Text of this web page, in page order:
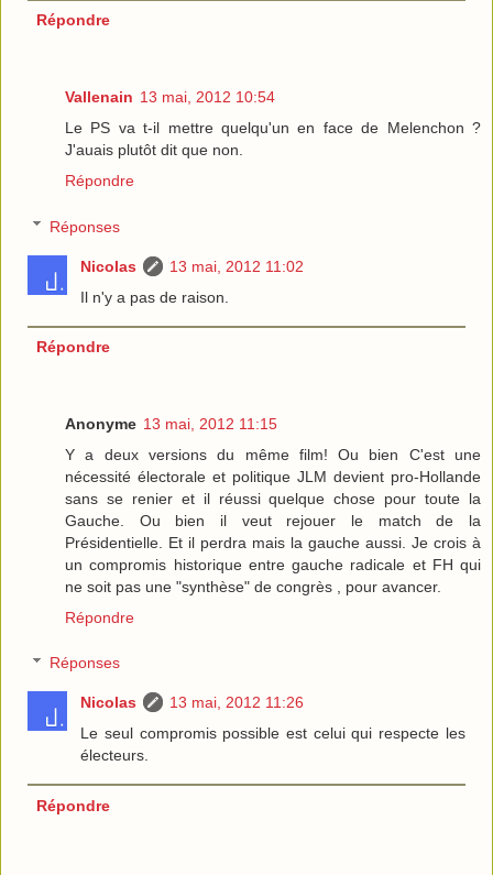
Répondre
Vallenain 13 mai, 2012 10:54
Le PS va t-il mettre quelqu'un en face de Melenchon ?
J'auais plutôt dit que non.
Répondre
Réponses
Nicolas
13 mai, 2012 11:02
Il n'y a pas de raison.
Répondre
Anonyme 13 mai, 2012 11:15
Y a deux versions du même film! Ou bien C'est une
nécessité électorale et politique JLM devient pro-Hollande
sans se renier et il réussi quelque chose pour toute la
Gauche. Ou bien il veut rejouer le match de la
Présidentielle. Et il perdra mais la gauche aussi. Je crois à
un compromis historique entre gauche radicale et FH qui
ne soit pas une "synthèse" de congrès , pour avancer.
Répondre
Réponses
Nicolas
13 mai, 2012 11:26
Le seul compromis possible est celui qui respecte les
électeurs.
Répondre